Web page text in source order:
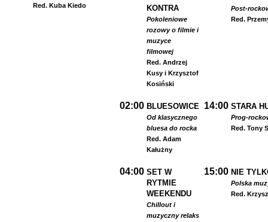
Red. Kuba Kiedo
KONTRA
Pokoleniowe
rozowy o filmie i
muzyce
filmowej
Red. Andrzej
Kusy i Krzysztof
Kosiński
Post-
Red.
02:00 BLUESOWICE
Od klasycznego
bluesa do rocka
Red. Adam
Kałużny
14:00 STARA
Prog-
Red. Tony
04:00 SET W
RYTMIE
WEEKENDU
Chillout i
muzyczny relaks
15:00 NIE
Polska
Red.